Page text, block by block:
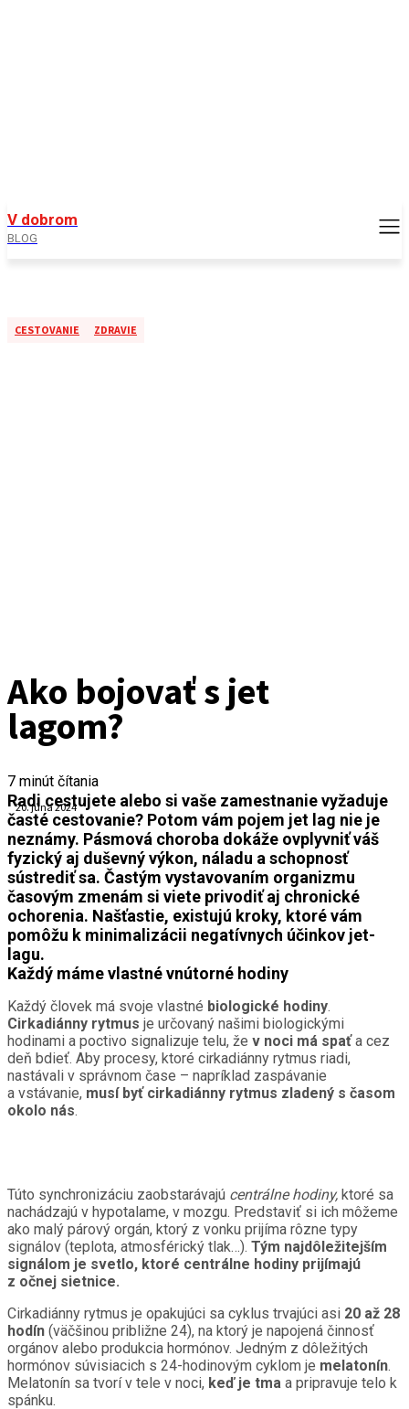
V dobrom
BLOG
CESTOVANIE ZDRAVIE
Ako bojovať s jet
lagom?
7 minút čítania
20. júna 2024
Radi cestujete alebo si vaše zamestnanie vyžaduje
časté cestovanie? Potom vám pojem jet lag nie je
neznámy. Pásmová choroba dokáže ovplyvniť váš
fyzický aj duševný výkon, náladu a schopnosť
sústrediť sa. Častým vystavovaním organizmu
časovým zmenám si viete privodiť aj chronické
ochorenia. Našťastie, existujú kroky, ktoré vám
pomôžu k minimalizácii negatívnych účinkov jet-
lagu.
Každý máme vlastné vnútorné hodiny
Každý človek má svoje vlastné biologické hodiny.
Cirkadiánny rytmus je určovaný našimi biologickými
hodinami a poctivo signalizuje telu, že v noci má spaťa cez
deň bdieť. Aby procesy, ktoré cirkadiánny rytmus riadi,
nastávali v správnom čase – napríklad zaspávanie
a vstávanie, musí byť cirkadiánny rytmus zladený s časom
okolo nás.
Túto synchronizáciu zaobstarávajú centrálne hodiny, ktoré sa
nachádzajú v hypotalame, v mozgu. Predstaviť si ich môžeme
ako malý párový orgán, ktorý z vonku prijíma rôzne typy
signálov (teplota, atmosférický tlak…). Tým najdôležitejším
signálom je svetlo, ktoré centrálne hodiny prijímajú
z očnej sietnice.
Cirkadiánny rytmus je opakujúci sa cyklus trvajúci asi 20 až 28
hodín (väčšinou približne 24), na ktorý je napojená činnosť
orgánov alebo produkcia hormónov. Jedným z dôležitých
hormónov súvisiacich s 24-hodinovým cyklom je melatonín.
Melatonín sa tvorí v tele v noci, keď je tma a pripravuje telo k
spánku.